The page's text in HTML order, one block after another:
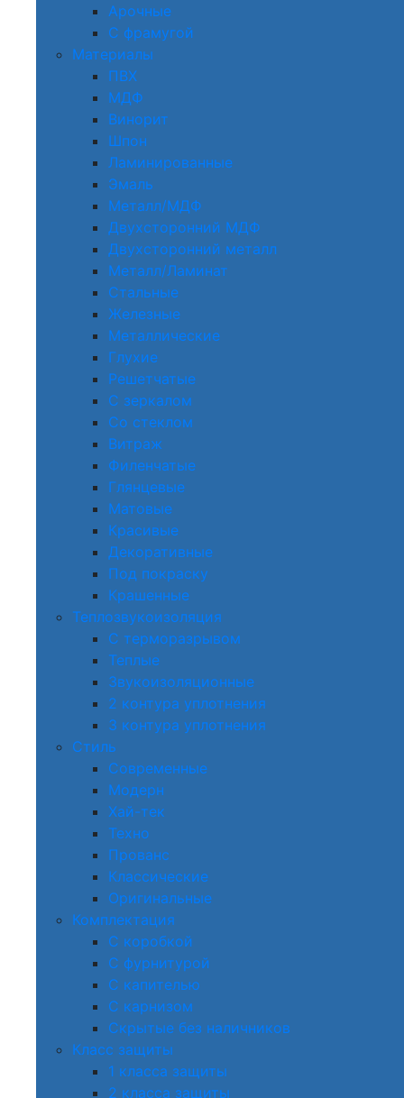
Арочные
С фрамугой
Материалы
ПВХ
МДФ
Винорит
Шпон
Ламинированные
Эмаль
Металл/МДФ
Двухсторонний МДФ
Двухсторонний металл
Металл/Ламинат
Стальные
Железные
Металлические
Глухие
Решетчатые
С зеркалом
Со стеклом
Витраж
Филенчатые
Глянцевые
Матовые
Красивые
Декоративные
Под покраску
Крашенные
Теплозвукоизоляция
С терморазрывом
Теплые
Звукоизоляционные
2 контура уплотнения
3 контура уплотнения
Стиль
Современные
Модерн
Хай-тек
Техно
Прованс
Классические
Оригинальные
Комплектация
С коробкой
С фурнитурой
С капителью
С карнизом
Скрытые без наличников
Класс защиты
1 класса защиты
2 класса защиты